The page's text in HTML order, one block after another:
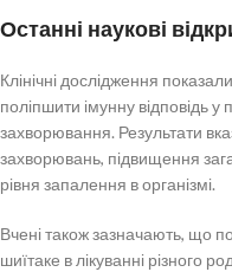
Останні наукові
Клінічні дослідження
поліпшити імунну відповідь у
захворювання. Результати
захворювань, підвищення
рівня запалення в організмі.
Вчені також зазначають, що
шиїтаке в лікуванні різного